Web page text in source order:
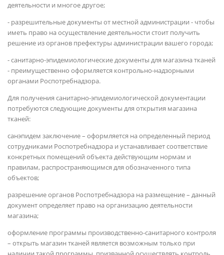
деятельности и многое другое;
- разрешительные документы от местной администрации - чтобы
иметь право на осуществление деятельности стоит получить
решение из органов префектуры администрации вашего города;
- санитарно-эпидемиологические документы для магазина тканей
- преимущественно оформляется контрольно-надзорными
органами Роспотребнадзора.
Для получения санитарно-эпидемиологической документации
потребуются следующие документы для открытия магазина
тканей:
санэпидем заключение – оформляется на определенный период
сотрудниками Роспотребнадзора и устанавливает соответствие
конкретных помещений объекта действующим нормам и
правилам, распространяющимся для обозначенного типа
объектов;
разрешение органов Роспотребнадзора на размещение – данный
документ определяет право на организацию деятельности
магазина;
оформление программы производственно-санитарного контроля
– открыть магазин тканей является возможным только при